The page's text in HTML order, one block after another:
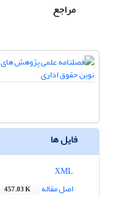
مراجع
فایل ها
اصل مقاله
457.03 K